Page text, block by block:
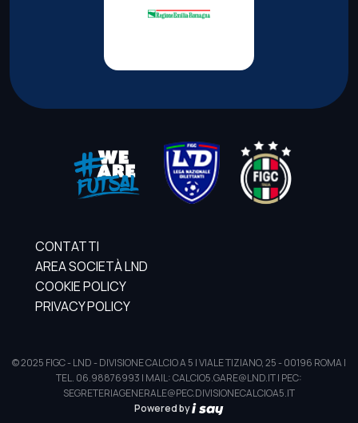
CONTATTI
AREA SOCIETÀ LND
COOKIE POLICY
PRIVACY POLICY
© 2025 FIGC - LND - DIVISIONE CALCIO A 5 | VIALE TIZIANO, 25 - 00196 ROMA |
TEL. 06.98876993 | MAIL: CALCIO5.GARE@LND.IT | PEC:
SEGRETERIAGENERALE@PEC.DIVISIONECALCIOA5.IT
Powered by